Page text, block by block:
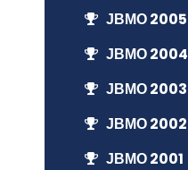
ЈВМО 2005
ЈВМО 2004
ЈВМО 2003
ЈВМО 2002
ЈВМО 2001